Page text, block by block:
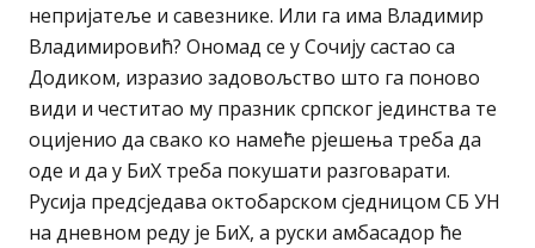
непријатеље и савезнике. Или га има Владимир
Владимировић? Ономад се у Сочију састао са
Додиком, изразио задовољство што га поново
види и честитао му празник српског јединства те
оцијенио да свако ко намеће рјешења треба да
оде и да у БиХ треба покушати разговарати.
Русија предсједава октобарском сједницом СБ УН
на дневном реду је БиХ, а руски амбасадор ће